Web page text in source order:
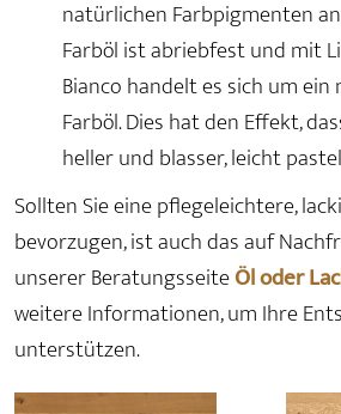
natürlichen Farbpigmenten
Farböl ist abriebfest und mit
Bianco handelt es sich um ein
Farböl. Dies hat den Effekt,
heller und blasser, leicht
Sollten Sie eine pflegeleichtere,
bevorzugen, ist auch das auf
unserer BeratungsseiteÖl oder
weitere Informationen, um Ihre
unterstützen.